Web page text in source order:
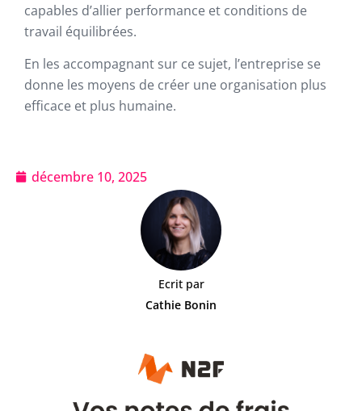
décembre 10, 2025
Ecrit par
Cathie Bonin
capables d’allier performance et conditions de
travail équilibrées.
En les accompagnant sur ce sujet, l’entreprise se
donne les moyens de créer une organisation plus
efficace et plus humaine.